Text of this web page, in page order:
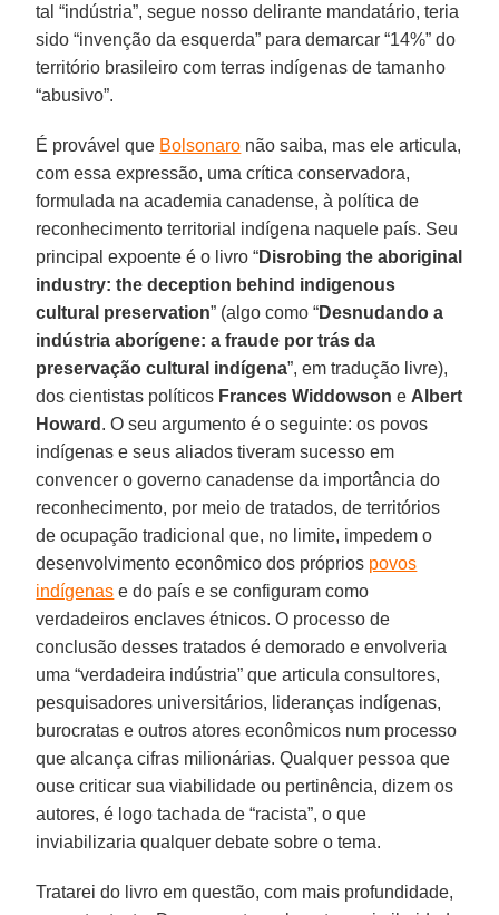
tal “indústria”, segue nosso delirante mandatário, teria
sido “invenção da esquerda” para demarcar “14%” do
território brasileiro com terras indígenas de tamanho
“abusivo”.
É provável que Bolsonaro não saiba, mas ele articula,
com essa expressão, uma crítica conservadora,
formulada na academia canadense, à política de
reconhecimento territorial indígena naquele país. Seu
principal expoente é o livro “Disrobing the aboriginal
industry: the deception behind indigenous
cultural preservation” (algo como “Desnudando a
indústria aborígene: a fraude por trás da
preservação cultural indígena”, em tradução livre),
dos cientistas políticos Frances Widdowson e Albert
Howard . O seu argumento é o seguinte: os povos
indígenas e seus aliados tiveram sucesso em
convencer o governo canadense da importância do
reconhecimento, por meio de tratados, de territórios
de ocupação tradicional que, no limite, impedem o
desenvolvimento econômico dos próprios povos
indígenas e do país e se configuram como
verdadeiros enclaves étnicos. O processo de
conclusão desses tratados é demorado e envolveria
uma “verdadeira indústria” que articula consultores,
pesquisadores universitários, lideranças indígenas,
burocratas e outros atores econômicos num processo
que alcança cifras milionárias. Qualquer pessoa que
ouse criticar sua viabilidade ou pertinência, dizem os
autores, é logo tachada de “racista”, o que
inviabilizaria qualquer debate sobre o tema.
Tratarei do livro em questão, com mais profundidade,